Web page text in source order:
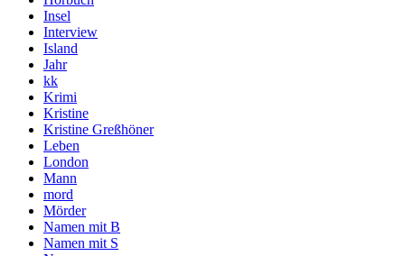
Insel
Interview
Island
Jahr
kk
Krimi
Kristine
Kristine Greßhöner
Leben
London
Mann
mord
Mörder
Namen mit B
Namen mit S